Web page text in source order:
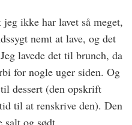
ikke har lavet så meget,
nemt at lave, og det
lavede det til brunch, da
for nogle uger siden. Og
dessert (den opskrift
til at renskrive den). Den